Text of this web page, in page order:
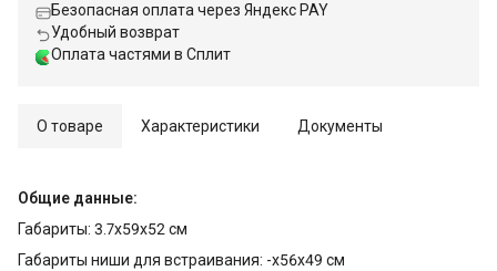
Безопасная оплата через Яндекс PAY
Удобный возврат
Оплата частями в Сплит
О товаре Характеристики Документы
Общие данные:
Габариты: 3.7x59x52 см
Габариты ниши для встраивания: -x56x49 см